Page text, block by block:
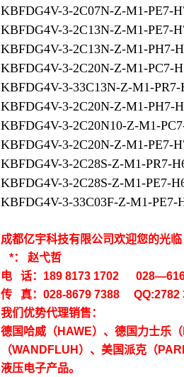
KBFDG4V-3-2C07N-Z-M1-PE7-
KBFDG4V-3-2C13N-Z-M1-PE7-
KBFDG4V-3-2C13N-Z-M1-PH7-
KBFDG4V-3-2C20N-Z-M1-PC7-
KBFDG4V-3-33C13N-Z-M1-PR7-
KBFDG4V-3-2C20N-Z-M1-PH7-
KBFDG4V-3-2C20N10-Z-M1-
KBFDG4V-3-2C20N-Z-M1-PE7-
KBFDG4V-3-2C28S-Z-M1-PR7-
KBFDG4V-3-2C28S-Z-M1-PE7-
KBFDG4V-3-33C03F-Z-M1-PE7-
成都亿宇科技有限公司欢迎您的光临
*： 赵弋哲
电 话：189 8173 1702
传 真：028-8679 7388 QQ:2782
我们优势代理销售：
德国哈威（HAWE）、德国力士乐
（WANDFLUH）、美国派克（
液压电子产品。